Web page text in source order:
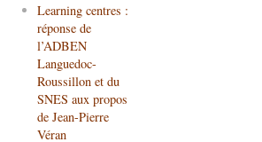
Learning centres :
réponse de
l’ADBEN
Languedoc-
Roussillon et du
SNES aux propos
de Jean-Pierre
Véran